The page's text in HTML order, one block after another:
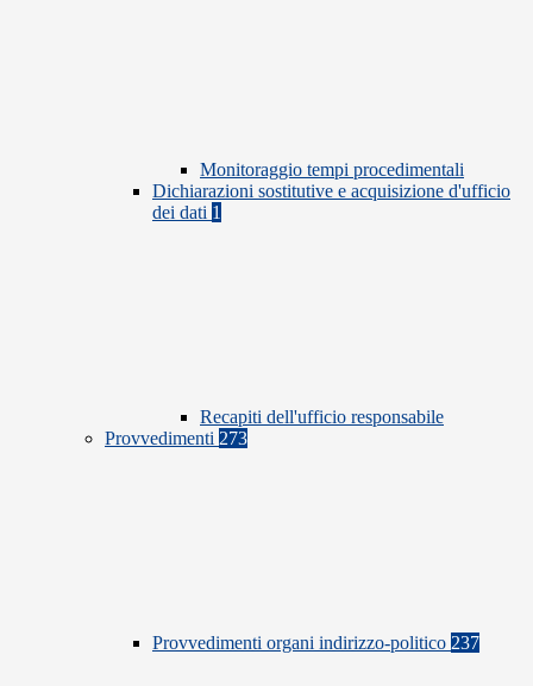
Monitoraggio tempi procedimentali
Dichiarazioni sostitutive e acquisizione d'ufficio
dei dati 1
Recapiti dell'ufficio responsabile
Provvedimenti 273
Provvedimenti organi indirizzo-politico 237